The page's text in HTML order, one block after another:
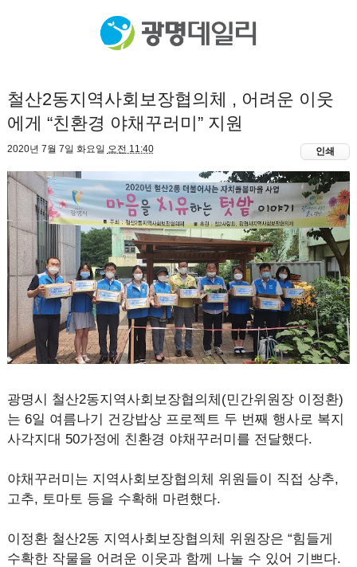
철산2동지역사회보장협의체 , 어려운 이웃
에게 “친환경 야채꾸러미” 지원
2020년 7월 7일 화요일 오전 11:40 인쇄
광명시 철산2동지역사회보장협의체(민간위원장 이정환)
는 6일 여름나기 건강밥상 프로젝트 두 번째 행사로 복지
사각지대 50가정에 친환경 야채꾸러미를 전달했다.
야채꾸러미는 지역사회보장협의체 위원들이 직접 상추,
고추, 토마토 등을 수확해 마련했다.
이정환 철산2동 지역사회보장협의체 위원장은 “힘들게
수확한 작물을 어려운 이웃과 함께 나눌 수 있어 기쁘다.